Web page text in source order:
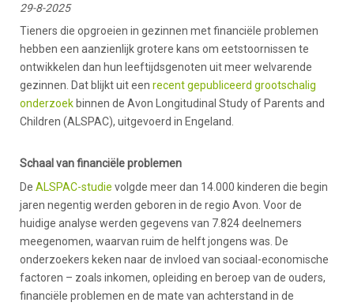
29-8-2025
Tieners die opgroeien in gezinnen met financiële problemen
hebben een aanzienlijk grotere kans om eetstoornissen te
ontwikkelen dan hun leeftijdsgenoten uit meer welvarende
gezinnen. Dat blijkt uit een recent gepubliceerd grootschalig
onderzoekbinnen de Avon Longitudinal Study of Parents and
Children (ALSPAC), uitgevoerd in Engeland.
Schaal van financiële problemen
De ALSPAC-studie volgde meer dan 14.000 kinderen die begin
jaren negentig werden geboren in de regio Avon. Voor de
huidige analyse werden gegevens van 7.824 deelnemers
meegenomen, waarvan ruim de helft jongens was. De
onderzoekers keken naar de invloed van sociaal-economische
factoren – zoals inkomen, opleiding en beroep van de ouders,
financiële problemen en de mate van achterstand in de